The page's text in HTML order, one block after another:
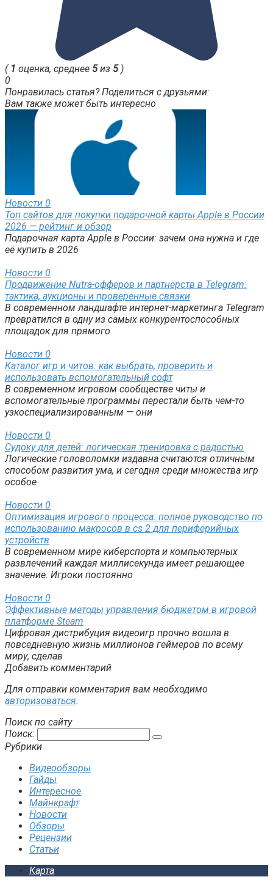
( 1 оценка, среднее 5из 5)
0
Понравилась статья? Поделиться с друзьями:
Вам также может быть интересно
Новости 0
Топ сайтов для покупки подарочной карты Apple в России
2026 — рейтинг и обзор
Подарочная карта Apple в России: зачем она нужна и где
её купить в 2026
Новости 0
Продвижение Nutra-офферов и партнёрств в Telegram:
тактика, аукционы и проверенные связки
В современном ландшафте интернет-маркетинга Telegram
превратился в одну из самых конкурентоспособных
площадок для прямого
Новости 0
Каталог игр и читов: как выбрать, проверить и
использовать вспомогательный софт
В современном игровом сообществе читы и
вспомогательные программы перестали быть чем-то
узкоспециализированным — они
Новости 0
Судоку для детей: логическая тренировка с радостью
Логические головоломки издавна считаются отличным
способом развития ума, и сегодня среди множества игр
особое
Новости 0
Оптимизация игрового процесса: полное руководство по
использованию макросов в cs 2 для периферийных
устройств
В современном мире киберспорта и компьютерных
развлечений каждая миллисекунда имеет решающее
значение. Игроки постоянно
Новости 0
Эффективные методы управления бюджетом в игровой
платформе Steam
Цифровая дистрибуция видеоигр прочно вошла в
повседневную жизнь миллионов геймеров по всему
миру, сделав
Добавить комментарий
Для отправки комментария вам необходимо
авторизоваться.
Поиск по сайту
Поиск:
Рубрики
Видеообзоры
Гайды
Интересное
Майнкрафт
Новости
Обзоры
Рецензии
Статьи
Карта